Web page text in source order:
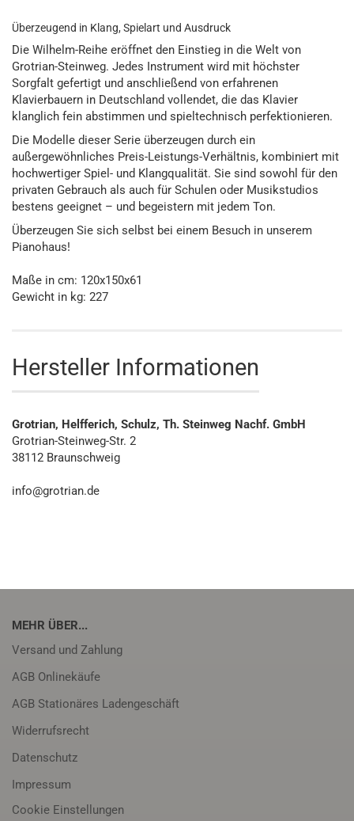
Überzeugend in Klang, Spielart und Ausdruck
Die Wilhelm-Reihe eröffnet den Einstieg in die Welt von
Grotrian-Steinweg. Jedes Instrument wird mit höchster
Sorgfalt gefertigt und anschließend von erfahrenen
Klavierbauern in Deutschland vollendet, die das Klavier
klanglich fein abstimmen und spieltechnisch perfektionieren.
Die Modelle dieser Serie überzeugen durch ein
außergewöhnliches Preis-Leistungs-Verhältnis, kombiniert mit
hochwertiger Spiel- und Klangqualität. Sie sind sowohl für den
privaten Gebrauch als auch für Schulen oder Musikstudios
bestens geeignet – und begeistern mit jedem Ton.
Überzeugen Sie sich selbst bei einem Besuch in unserem
Pianohaus!
Maße in cm: 120x150x61
Gewicht in kg: 227
Hersteller Informationen
Grotrian, Helfferich, Schulz, Th. Steinweg Nachf. GmbH
Grotrian-Steinweg-Str. 2
38112 Braunschweig
info@grotrian.de
MEHR ÜBER...
Versand und Zahlung
AGB Onlinekäufe
AGB Stationäres Ladengeschäft
Widerrufsrecht
Datenschutz
Impressum
Cookie Einstellungen